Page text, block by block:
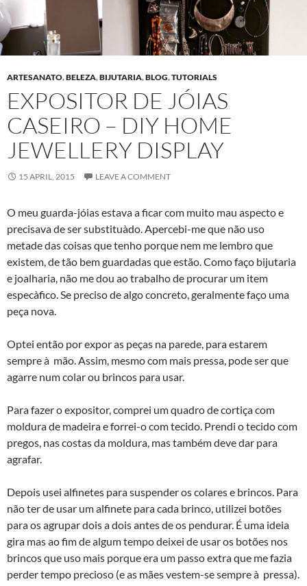
ARTESANATO,BELEZA,BIJUTARIA,BLOG,TUTORIALS
EXPOSITOR DE JÓIAS
CASEIRO – DIY HOME
JEWELLERY DISPLAY
15 APRIL, 2015 LEAVE A COMMENT
O meu guarda-jóias estava a ficar com muito mau aspecto e
precisava de ser substituà­do. Apercebi-me que não uso
metade das coisas que tenho porque nem me lembro que
existem, de tão bem guardadas que estão. Como faço bijutaria
e joalharia, não me dou ao trabalho de procurar um item
especà­fico. Se preciso de algo concreto, geralmente faço uma
peça nova.
Optei então por expor as peças na parede, para estarem
sempre à mão. Assim, mesmo com mais pressa, pode ser que
agarre num colar ou brincos para usar.
Para fazer o expositor, comprei um quadro de cortiça com
moldura de madeira e forrei-o com tecido. Prendi o tecido com
pregos, nas costas da moldura, mas também deve dar para
agrafar.
Depois usei alfinetes para suspender os colares e brincos. Para
não ter de usar um alfinete para cada brinco, utilizei botões
para os agrupar dois a dois antes de os pendurar. É uma ideia
gira mas ao fim de algum tempo deixei de usar os botões nos
brincos que uso mais porque era um passo extra que me fazia
perder tempo precioso (e as mães vestem-se sempre à pressa).